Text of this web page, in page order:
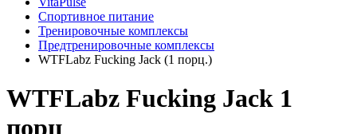
Спортивное питание
Тренировочные комплексы
Предтренировочные комплексы
WTFLabz Fucking Jack (1 порц.)
WTFLabz Fucking Jack 1
порц